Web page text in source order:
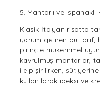
5. Mantarlı ve
Klasik İtalyan risotto
yorum getiren bu tarif,
pirinçle mükemmel
kavrulmuş mantarlar,
ile pişirilirken, süt
kullanılarak ipeksi ve